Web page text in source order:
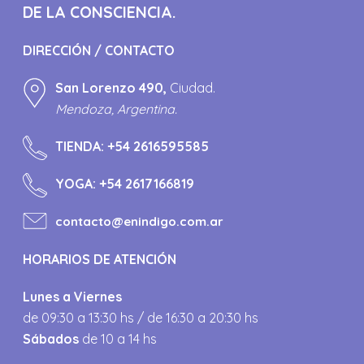
DE LA CONSCIENCIA.
DIRECCIÓN / CONTACTO
San Lorenzo 490, Ciudad.
Mendoza, Argentina.
TIENDA:+54 2616595585
YOGA:+54 2617166819
contacto@enindigo.com.ar
HORARIOS DE ATENCIÓN
Lunes a Viernes
de 09:30 a 13:30 hs / de 16:30 a 20:30 hs
Sábados de 10 a 14 hs